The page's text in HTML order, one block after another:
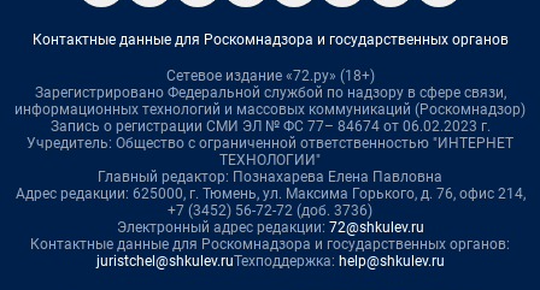
Контактные данные для Роскомнадзора и государственных органов
Сетевое издание «72.ру» (18+)
Зарегистрировано Федеральной службой по надзору в сфере связи,
информационных технологий и массовых коммуникаций (Роскомнадзор)
Запись о регистрации СМИ ЭЛ № ФС 77– 84674 от 06.02.2023 г.
Учредитель: Общество с ограниченной ответственностью "ИНТЕРНЕТ
ТЕХНОЛОГИИ"
Главный редактор: Познахарева Елена Павловна
Адрес редакции: 625000, г. Тюмень, ул. Максима Горького, д. 76, офис 214,
+7 (3452) 56-72-72 (доб. 3736)
Электронный адрес редакции: 72@shkulev.ru
Контактные данные для Роскомнадзора и государственных органов:
juristchel@shkulev.ruТехподдержка: help@shkulev.ru